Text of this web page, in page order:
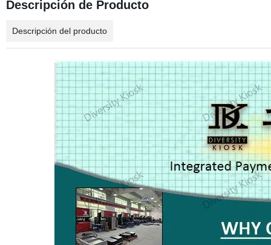
Descripción de Producto
Descripción del producto